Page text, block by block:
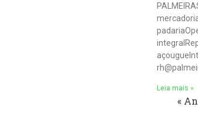
Leia mais »
«